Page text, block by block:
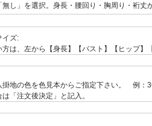
し」を選択。身長・腰回り・胸周り・裄丈
イズ:
は、左から【身長】【バスト】【ヒップ
掛地の色を色見本からご指定下さい。 例：
「注文後決定」と記入。